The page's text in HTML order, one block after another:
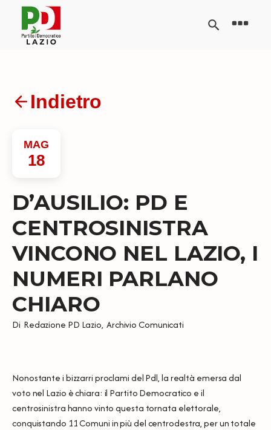
Indietro
MAG
18
D’AUSILIO: PD E
CENTROSINISTRA
VINCONO NEL LAZIO, I
NUMERI PARLANO
CHIARO
Di Redazione PD Lazio, Archivio Comunicati
Nonostante i bizzarri proclami del Pdl, la realtà emersa dal
voto nel Lazio è chiara: il Partito Democratico e il
centrosinistra hanno vinto questa tornata elettorale,
conquistando 11 Comuni in più del centrodestra, per un totale